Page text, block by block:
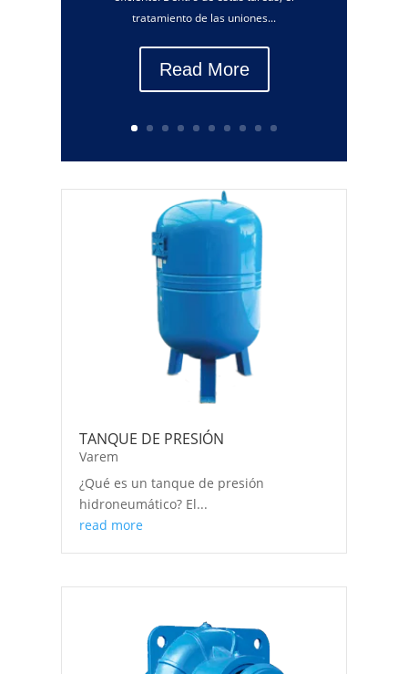
tratamiento de las uniones...
Read More
TANQUE DE PRESIÓN
Varem
¿Qué es un tanque de presión
hidroneumático? El...
read more